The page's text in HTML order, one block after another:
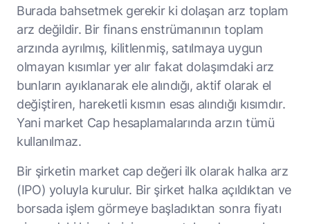
Burada bahsetmek gerekir ki dolaşan arz toplam
arz değildir. Bir finans enstrümanının toplam
arzında ayrılmış, kilitlenmiş, satılmaya uygun
olmayan kısımlar yer alır fakat dolaşımdaki arz
bunların ayıklanarak ele alındığı, aktif olarak el
değiştiren, hareketli kısmın esas alındığı kısımdır.
Yani market Cap hesaplamalarında arzın tümü
kullanılmaz.
Bir şirketin market cap değeri ilk olarak halka arz
(IPO) yoluyla kurulur. Bir şirket halka açıldıktan ve
borsada işlem görmeye başladıktan sonra fiyatı